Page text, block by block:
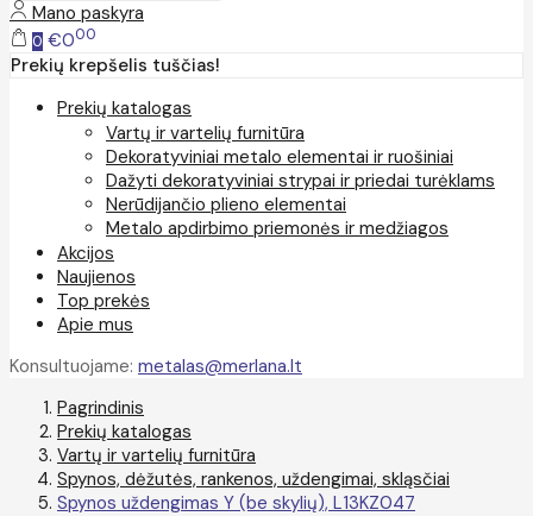
Mano paskyra
0 €000
Prekių krepšelis tuščias!
Prekių katalogas
Vartų ir vartelių furnitūra
Dekoratyviniai metalo elementai ir ruošiniai
Dažyti dekoratyviniai strypai ir priedai turėklams
Nerūdijančio plieno elementai
Metalo apdirbimo priemonės ir medžiagos
Akcijos
Naujienos
Top prekės
Apie mus
Konsultuojame: metalas@merlana.lt
Pagrindinis
Prekių katalogas
Vartų ir vartelių furnitūra
Spynos, dėžutės, rankenos, uždengimai, skląsčiai
Spynos uždengimas Y (be skylių), L13KZ047